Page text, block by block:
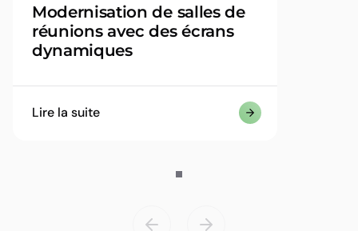
Modernisation de salles de
réunions avec des écrans
dynamiques
Lire la suite